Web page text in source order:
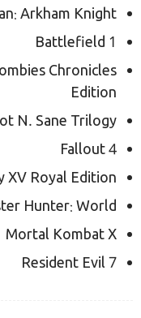
Arkham Knight
Battlefield 1
Chronicles
Edition
N. Sane Trilogy
Fallout 4
XV Royal Edition
Hunter: World
Mortal Kombat X
Resident Evil 7